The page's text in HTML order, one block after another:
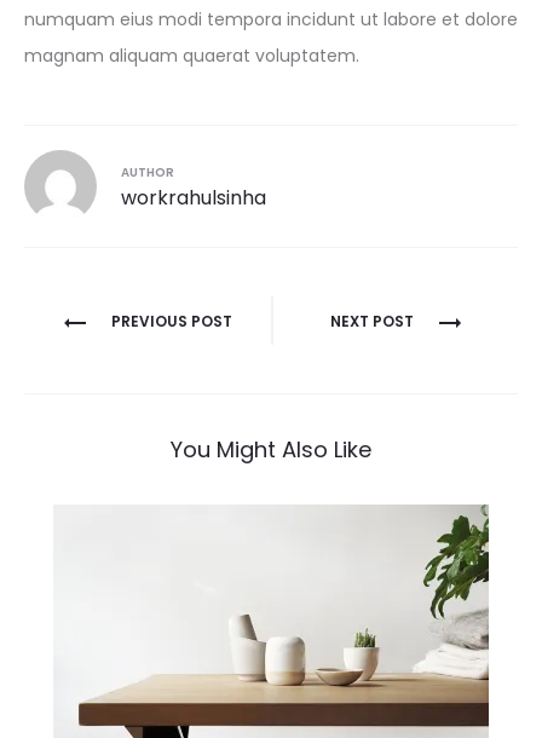
numquam eius modi tempora incidunt ut labore et dolore
magnam aliquam quaerat voluptatem.
AUTHOR
workrahulsinha
Post
PREVIOUS POST NEXT POST
You Might Also Like